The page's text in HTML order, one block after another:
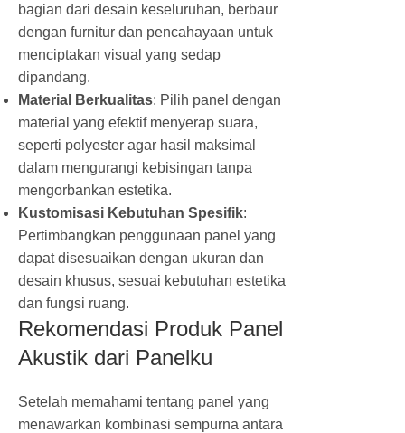
bagian dari desain keseluruhan, berbaur
dengan furnitur dan pencahayaan untuk
menciptakan visual yang sedap
dipandang.
Material Berkualitas: Pilih panel dengan
material yang efektif menyerap suara,
seperti polyester agar hasil maksimal
dalam mengurangi kebisingan tanpa
mengorbankan estetika.
Kustomisasi Kebutuhan Spesifik:
Pertimbangkan penggunaan panel yang
dapat disesuaikan dengan ukuran dan
desain khusus, sesuai kebutuhan estetika
dan fungsi ruang.
Rekomendasi Produk Panel
Akustik dari Panelku
Setelah memahami tentang panel yang
menawarkan kombinasi sempurna antara